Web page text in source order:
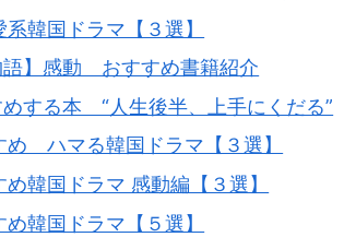
韓国ドラマ【３選】
】感動 おすすめ書籍紹介
する本 “人生後半、上手にくだる”
ハマる韓国ドラマ【３選】
韓国ドラマ 感動編【３選】
韓国ドラマ【５選】